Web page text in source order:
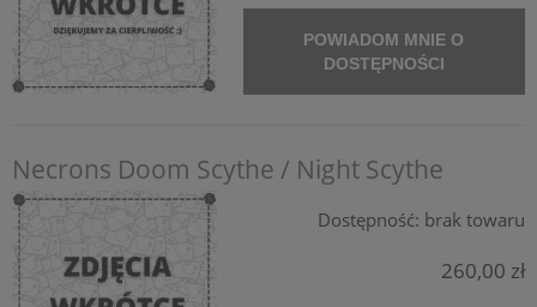
POWIADOM MNIE O
DOSTĘPNOŚCI
Necrons Doom Scythe / Night Scythe
Dostępność: brak towaru
260,00 zł